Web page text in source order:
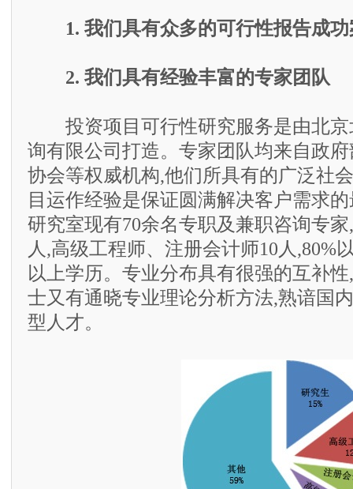
1. 我们具有众多的可行性报告成功
2. 我们具有经验丰富的专家团队
投资项目可行性研究服务是由北京
询有限公司打造。专家团队均来自政
协会等权威机构,他们所具有的广泛社
目运作经验是保证圆满解决客户需求
研究室现有70余名专职及兼职咨询专
人,高级工程师、注册会计师10人,80%
以上学历。专业分布具有很强的互补
士又有通晓专业理论分析方法,熟谙国
型人才。